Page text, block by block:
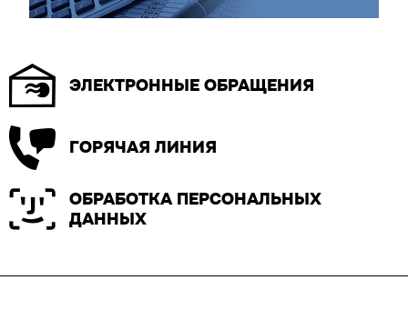
ЭЛЕКТРОННЫЕ ОБРАЩЕНИЯ
ГОРЯЧАЯ ЛИНИЯ
ОБРАБОТКА ПЕРСОНАЛЬНЫХ
ДАННЫХ